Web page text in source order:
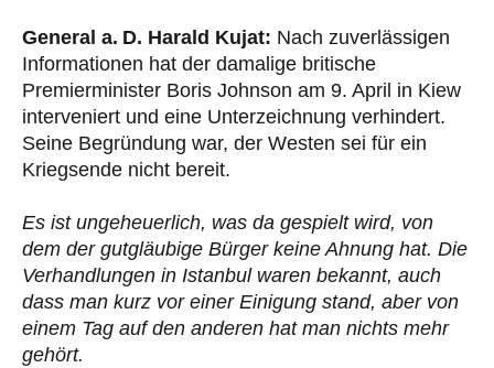
General a. D. Harald Kujat: Nach zuverlässigen
Informationen hat der damalige britische
Premierminister Boris Johnson am 9. April in Kiew
interveniert und eine Unterzeichnung verhindert.
Seine Begründung war, der Westen sei für ein
Kriegsende nicht bereit.
Es ist ungeheuerlich, was da gespielt wird, von
dem der gutgläubige Bürger keine Ahnung hat. Die
Verhandlungen in Istanbul waren bekannt, auch
dass man kurz vor einer Einigung stand, aber von
einem Tag auf den anderen hat man nichts mehr
gehört.